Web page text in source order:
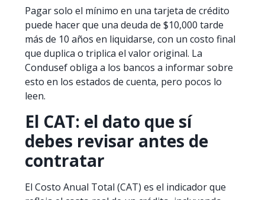
Pagar solo el mínimo en una tarjeta de crédito
puede hacer que una deuda de $10,000 tarde
más de 10 años en liquidarse, con un costo final
que duplica o triplica el valor original. La
Condusef obliga a los bancos a informar sobre
esto en los estados de cuenta, pero pocos lo
leen.
El CAT: el dato que sí
debes revisar antes de
contratar
El Costo Anual Total (CAT) es el indicador que